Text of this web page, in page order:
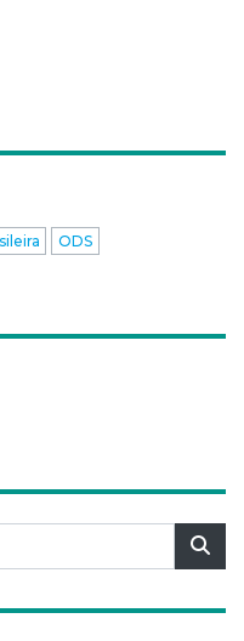
ODS
WhatsApp
no LinkedIn